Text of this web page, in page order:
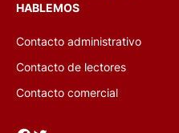
HABLEMOS
Contacto administrativo
Contacto de lectores
Contacto comercial